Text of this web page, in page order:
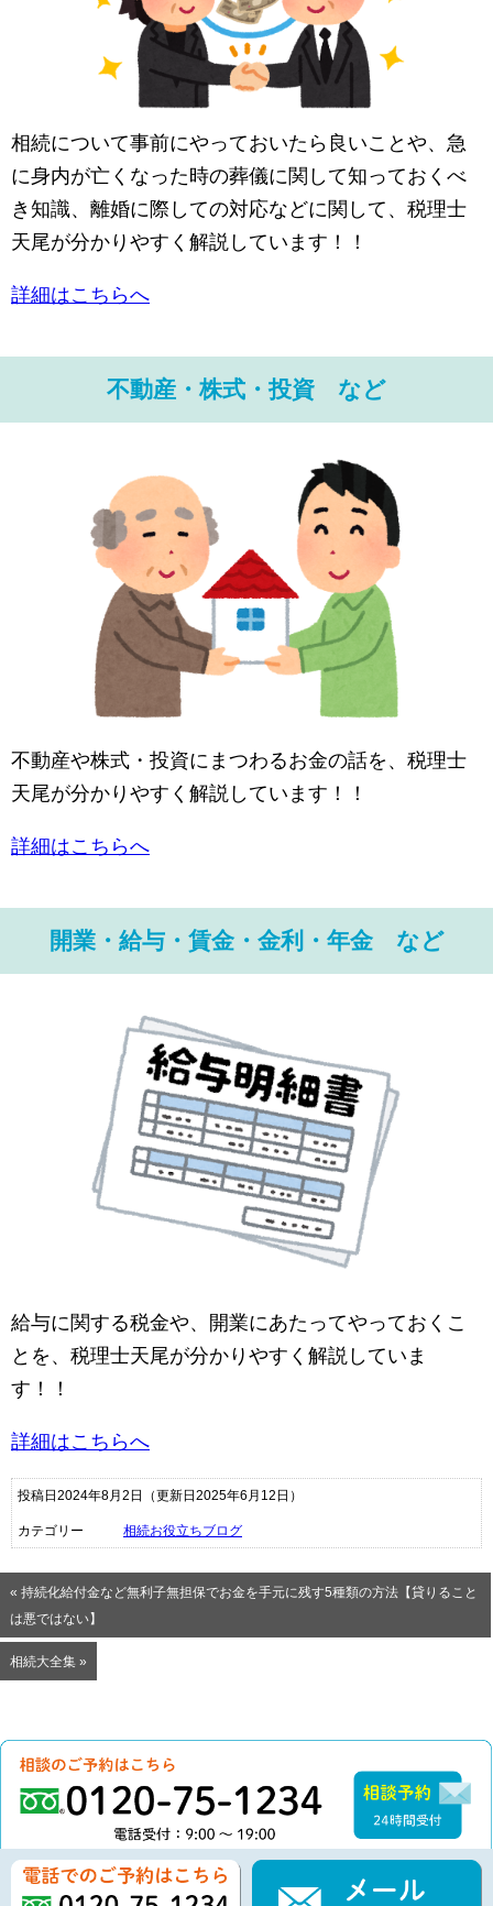
相続について事前にやっておいたら良いことや、急
に身内が亡くなった時の葬儀に関して知っておくべ
き知識、離婚に際しての対応などに関して、税理士
天尾が分かりやすく解説しています！！
詳細はこちらへ
不動産・株式・投資 など
不動産や株式・投資にまつわるお金の話を、税理士
天尾が分かりやすく解説しています！！
詳細はこちらへ
開業・給与・賃金・金利・年金 など
給与に関する税金や、開業にあたってやっておくこ
とを、税理士天尾が分かりやすく解説していま
す！！
詳細はこちらへ
投稿日2024年8月2日 （更新日2025年6月12日）
カテゴリー 相続お役立ちブログ
« 持続化給付金など無利子無担保でお金を手元に残す5種類の方法【貸りること
は悪ではない】
相続大全集 »
0120-75-1234（電
相